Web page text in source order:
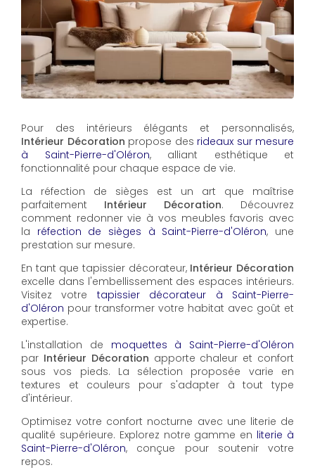
Pour des intérieurs élégants et personnalisés,
Intérieur Décoration propose des rideaux sur mesure
à Saint-Pierre-d'Oléron, alliant esthétique et
fonctionnalité pour chaque espace de vie.
La réfection de sièges est un art que maîtrise
parfaitement Intérieur Décoration. Découvrez
comment redonner vie à vos meubles favoris avec
la réfection de sièges à Saint-Pierre-d'Oléron, une
prestation sur mesure.
En tant que tapissier décorateur, Intérieur Décoration
excelle dans l'embellissement des espaces intérieurs.
Visitez votre tapissier décorateur à Saint-Pierre-
d'Oléron pour transformer votre habitat avec goût et
expertise.
L'installation de moquettes à Saint-Pierre-d'Oléron
par Intérieur Décoration apporte chaleur et confort
sous vos pieds. La sélection proposée varie en
textures et couleurs pour s'adapter à tout type
d'intérieur.
Optimisez votre confort nocturne avec une literie de
qualité supérieure. Explorez notre gamme en literie à
Saint-Pierre-d'Oléron, conçue pour soutenir votre
repos.